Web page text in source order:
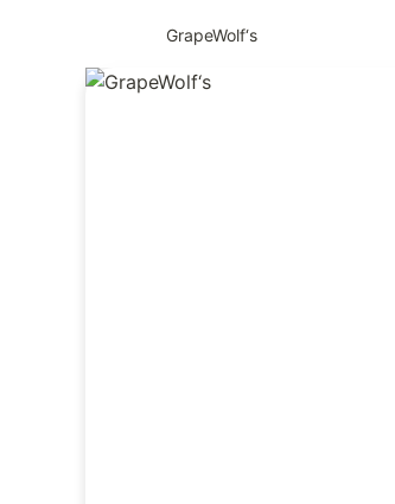
GrapeWolf‘s